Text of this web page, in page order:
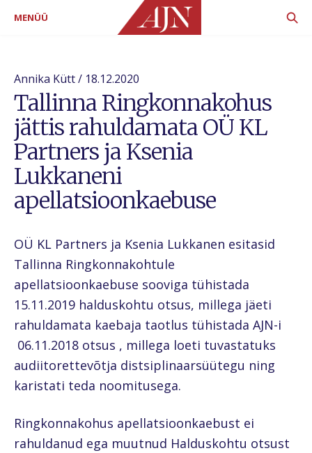
Annika Kütt / 18.12.2020
Tallinna Ringkonnakohus
jättis rahuldamata OÜ KL
Partners ja Ksenia
Lukkaneni
apellatsioonkaebuse
OÜ KL Partners ja Ksenia Lukkanen esitasid
Tallinna Ringkonnakohtule
apellatsioonkaebuse sooviga tühistada
15.11.2019 halduskohtu otsus, millega jäeti
rahuldamata kaebaja taotlus tühistada AJN-i
06.11.2018 otsus , millega loeti tuvastatuks
audiitorettevõtja distsiplinaarsüütegu ning
karistati teda noomitusega.
Ringkonnakohus apellatsioonkaebust ei
rahuldanud ega muutnud Halduskohtu otsust
MENÜÜ